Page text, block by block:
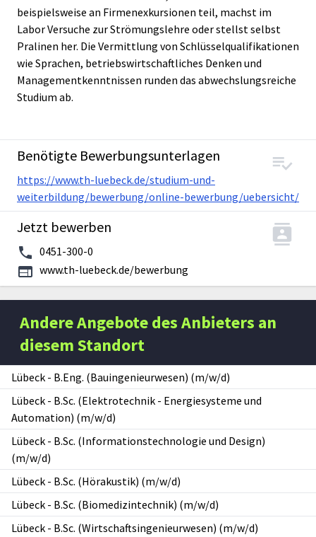
beispielsweise an Firmenexkursionen teil, machst im
Labor Versuche zur Strömungslehre oder stellst selbst
Pralinen her. Die Vermittlung von Schlüsselqualifikationen
wie Sprachen, betriebswirtschaftliches Denken und
Managementkenntnissen runden das abwechslungsreiche
Studium ab.
Benötigte Bewerbungsunterlagen
https://www.th-luebeck.de/studium-und-
weiterbildung/bewerbung/online-bewerbung/uebersicht/
Jetzt bewerben
0451-300-0
www.th-luebeck.de/bewerbung
Andere Angebote des Anbieters an
diesem Standort
Lübeck - B.Eng. (Bauingenieurwesen) (m/w/d)
Lübeck - B.Sc. (Elektrotechnik - Energiesysteme und
Automation) (m/w/d)
Lübeck - B.Sc. (Informationstechnologie und Design)
(m/w/d)
Lübeck - B.Sc. (Hörakustik) (m/w/d)
Lübeck - B.Sc. (Biomedizintechnik) (m/w/d)
Lübeck - B.Sc. (Wirtschaftsingenieurwesen) (m/w/d)